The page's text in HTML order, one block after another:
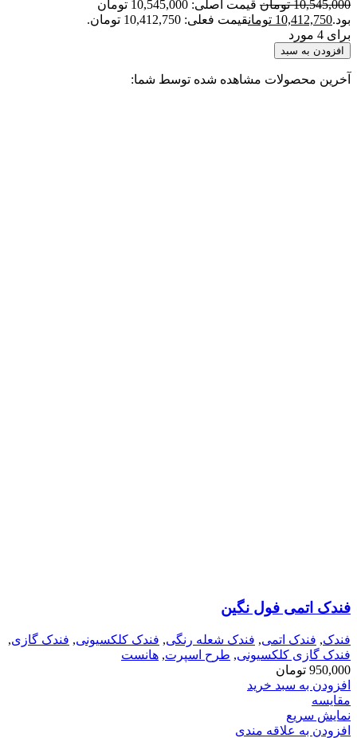
10,545,000 تومان
قیمت اصلی: 10,545,000 تومان
بود.10,412,750 تومانقیمت فعلی: 10,412,750 تومان.
برای 4 مورد
افزودن به سبد
آخرین محصولات مشاهده شده توسط شما:
فندک اتمی فول نگین
فندک, فندک اتمی, فندک شعله رنگی, فندک کلکسیونی, فندک گازی,
فندک گازی کلکسیونی, طرح اسپرت, هانست
950,000 تومان
افزودن به سبد خرید
مقايسه
نمایش سریع
افزودن به علاقه مندی